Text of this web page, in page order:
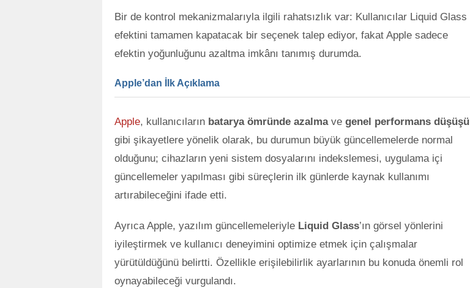
Bir de kontrol mekanizmalarıyla ilgili rahatsızlık var: Kullanıcılar Liquid Glass
efektini tamamen kapatacak bir seçenek talep ediyor, fakat Apple sadece
efektin yoğunluğunu azaltma imkânı tanımış durumda.
Apple’dan İlk Açıklama
Apple, kullanıcıların batarya ömründe azalmave genel performans düşüşü
gibi şikayetlere yönelik olarak, bu durumun büyük güncellemelerde normal
olduğunu; cihazların yeni sistem dosyalarını indekslemesi, uygulama içi
güncellemeler yapılması gibi süreçlerin ilk günlerde kaynak kullanımı
artırabileceğini ifade etti.
Ayrıca Apple, yazılım güncellemeleriyle Liquid Glass’ın görsel yönlerini
iyileştirmek ve kullanıcı deneyimini optimize etmek için çalışmalar
yürütüldüğünü belirtti. Özellikle erişilebilirlik ayarlarının bu konuda önemli rol
oynayabileceği vurgulandı.